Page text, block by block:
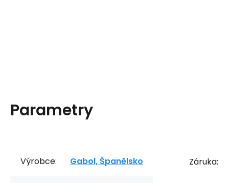
Parametry
Výrobce: Gabol, Španělsko Záruka: